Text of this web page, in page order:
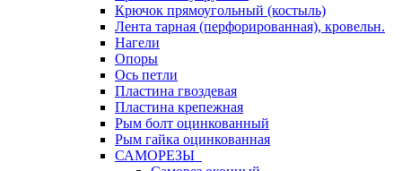
Крючок прямоугольный (костыль)
Лента тарная (перфорированная), кровельн.
Нагели
Опоры
Ось петли
Пластина гвоздевая
Пластина крепежная
Рым болт оцинкованный
Рым гайка оцинкованная
САМОРЕЗЫ